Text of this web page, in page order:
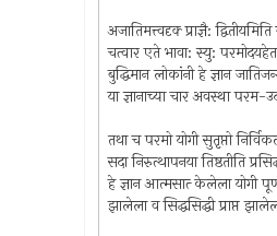
अजातिमत्त्वदृक्‍ प्राज्ञै:
चत्वार एते भावा: स्यु:
बुद्धिमान लोकांनी हे ज्ञान
या ज्ञानाच्या चार अवस्था
तथा च परमो योगी सुतृप्तो
सदा निरुत्थापनया तिष्ठतीति
हे ज्ञान आत्मसात्‍ केलेला योगी
झालेला व सिद्धसिद्धी प्राप्त